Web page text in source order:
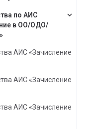
по АИС
в ОО/ОДО/
keyboard_arrow_down
АИС «Зачисление
АИС «Зачисление
АИС «Зачисление